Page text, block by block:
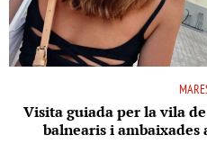
Visita guiada per la vila
balnearis i ambaixades